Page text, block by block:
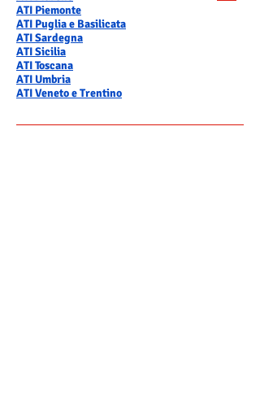
ATI Piemonte
ATI Puglia e Basilicata
ATI Sardegna
ATI Sicilia
ATI Toscana
ATI Umbria
ATI Veneto e Trentino